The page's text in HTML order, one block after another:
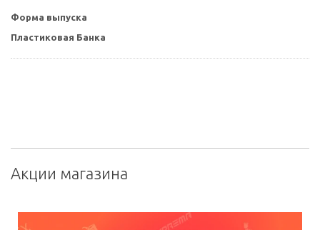
Форма выпуска
Пластиковая Банка
Акции магазина